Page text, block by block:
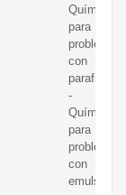
Químicos
para
problemas
con
parafinas.
-
Químicos
para
problemas
con